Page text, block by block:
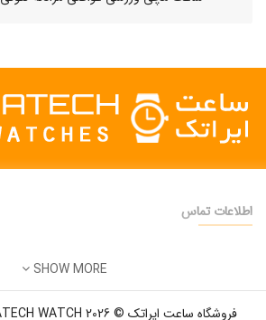
ساعت مچی سوئیسی SLOW "AM/PM" – 01..
12,500,000 تومان
اطلاعات تماس
ایمیل:
SHOW MORE